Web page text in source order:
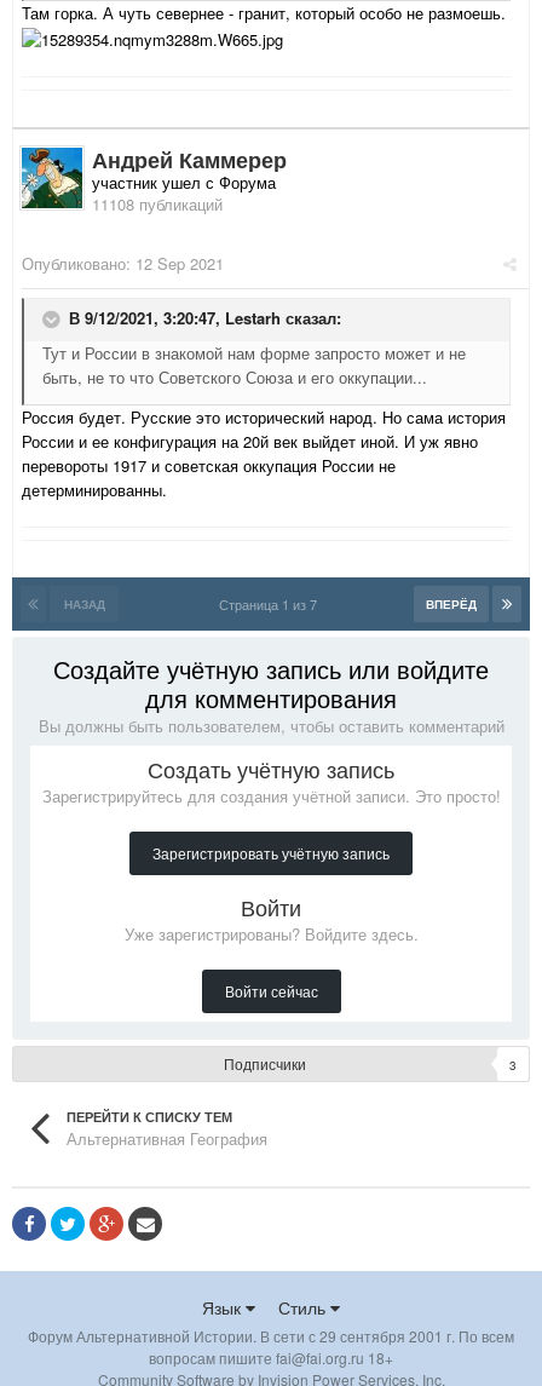
Там горка. А чуть севернее - гранит, который особо не размоешь.
Андрей Каммерер
участник ушел с Форума
11108 публикаций
Опубликовано: 12 Sep 2021
В 9/12/2021, 3:20:47, Lestarh сказал:
Тут и России в знакомой нам форме запросто может и не
быть, не то что Советского Союза и его оккупации...
Россия будет. Русские это исторический народ. Но сама история
России и ее конфигурация на 20й век выйдет иной. И уж явно
перевороты 1917 и советская оккупация России не
детерминированны.
НАЗАД ВПЕРЁД
Страница 1 из 7
Создайте учётную запись или войдите
для комментирования
Вы должны быть пользователем, чтобы оставить комментарий
Создать учётную запись
Зарегистрируйтесь для создания учётной записи. Это просто!
Зарегистрировать учётную запись
Войти
Уже зарегистрированы? Войдите здесь.
Войти сейчас
Подписчики 3
ПЕРЕЙТИ К СПИСКУ ТЕМ
Альтернативная География
Язык Стиль
Форум Альтернативной Истории. В сети с 29 сентября 2001 г. По всем
вопросам пишите fai@fai.org.ru 18+
Community Software by Invision Power Services, Inc.